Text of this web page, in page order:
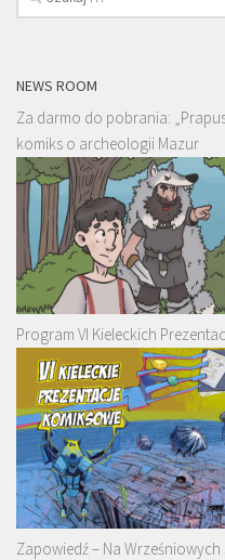
NEWS ROOM
Za darmo do pobrania:
komiks o archeologii Mazur
Program VI Kieleckich
Zapowiedź – Na Wrześniowych